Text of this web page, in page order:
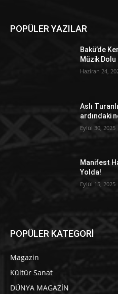
POPÜLER YAZILAR
Bakü’de
Müzik Dolu
Haziran 24,
Aslı
ardındaki
Eylül 30, 2025
Manifest
Yolda!
Eylül 15, 2025
POPÜLER KATEGORİ
Magazin
Kültür Sanat
DÜNYA MAGAZİN